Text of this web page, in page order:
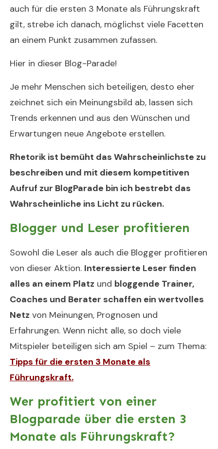
auch für die ersten 3 Monate als Führungskraft
gilt, strebe ich danach, möglichst viele Facetten
an einem Punkt zusammen zufassen.
Hier in dieser Blog-Parade!
Je mehr Menschen sich beteiligen, desto eher
zeichnet sich ein Meinungsbild ab, lassen sich
Trends erkennen und aus den Wünschen und
Erwartungen neue Angebote erstellen.
Rhetorik ist bemüht das Wahrscheinlichste zu
beschreiben und mit diesem kompetitiven
Aufruf zur BlogParade bin ich bestrebt das
Wahrscheinliche ins Licht zu rücken.
Blogger und Leser profitieren
Sowohl die Leser als auch die Blogger profitieren
von dieser Aktion. Interessierte Leser finden
alles an einem Platz und bloggende Trainer,
Coaches und Berater schaffen ein wertvolles
Netz von Meinungen, Prognosen und
Erfahrungen. Wenn nicht alle, so doch viele
Mitspieler beteiligen sich am Spiel – zum Thema:
Tipps für die ersten 3 Monate als
Führungskraft.
Wer profitiert von einer
Blogparade über die ersten 3
Monate als Führungskraft?